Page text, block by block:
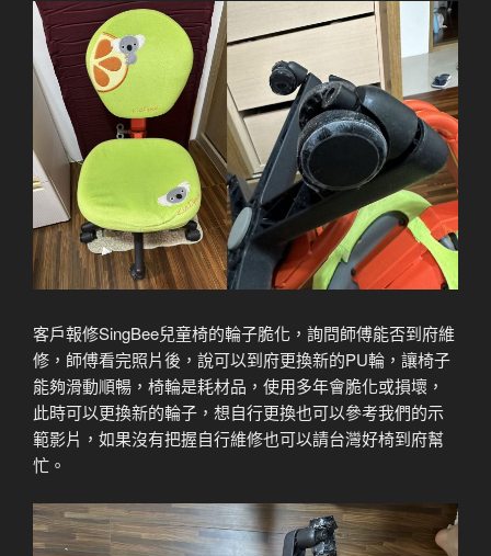
客戶報修SingBee兒童椅的輪子脆化，詢問師傅能否到府維
修，師傅看完照片後，說可以到府更換新的PU輪，讓椅子
能夠滑動順暢，椅輪是耗材品，使用多年會脆化或損壞，
此時可以更換新的輪子，想自行更換也可以參考我們的示
範影片，如果沒有把握自行維修也可以請台灣好椅到府幫
忙。